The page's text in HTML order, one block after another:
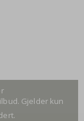
Gjelder kun